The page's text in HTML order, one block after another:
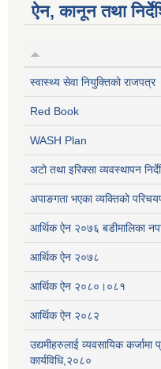
ऐन, कानून तथा
स्वास्थ्य सेवा नियुक्तिको राजपत्र
Red Book
WASH Plan
अटो तथा इरिक्सा व्यवस्थापन
अपाङगता भएका व्यक्तिको
आर्थिक ऐन २०७६ बडीमालिका
आर्थिक ऐन २०७८
आर्थिक ऐन २०८०।०८१
आर्थिक ऐन २०८२
उद्यमीहरुलाई व्यवसायिक कर्जामा
कार्यविधि,२०८०